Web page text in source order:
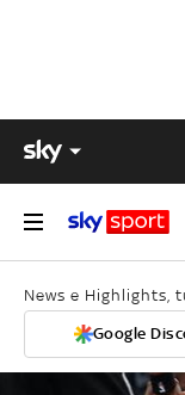
News e Highlights,
Google